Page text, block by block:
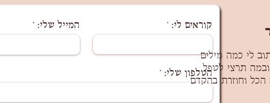
המייל שלי: קוראים לי:
הטלפון שלי:
לי כמה מילים
תרצי לטפל
הכל וחוזרת בהקדם